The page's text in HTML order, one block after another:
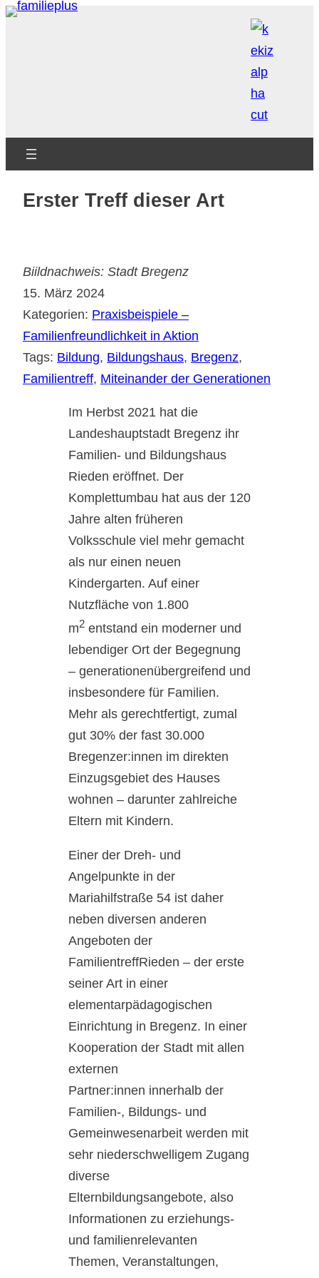
Zum
Erster Treff dieser Art
Biildnachweis: Stadt Bregenz
15. März 2024
Kategorien: Praxisbeispiele –
Familienfreundlichkeit in Aktion
Tags: Bildung, Bildungshaus, Bregenz
Familientreff, Miteinander der Generationen
Im Herbst 2021 hat die
Landeshauptstadt Bregenz ihr
Familien- und Bildungshaus
Rieden eröffnet. Der
Komplettumbau hat aus der 120
Jahre alten früheren
Volksschule viel mehr gemacht
als nur einen neuen
Kindergarten. Auf einer
Nutzfläche von 1.800
m2 entstand ein moderner und
lebendiger Ort der Begegnung
– generationenübergreifend und
insbesondere für Familien.
Mehr als gerechtfertigt, zumal
gut 30% der fast 30.000
Bregenzer:innen im direkten
Einzugsgebiet des Hauses
wohnen – darunter zahlreiche
Eltern mit Kindern.
Einer der Dreh- und
Angelpunkte in der
Mariahilfstraße 54 ist daher
neben diversen anderen
Angeboten der
FamilientreffRieden – der erste
seiner Art in einer
elementarpädagogischen
Einrichtung in Bregenz. In einer
Kooperation der Stadt mit allen
externen
Partner:innen innerhalb der
Familien-, Bildungs- und
Gemeinwesenarbeit werden mit
sehr niederschwelligem Zugang
diverse
Elternbildungsangebote, also
Informationen zu erziehungs-
und familienrelevanten
Themen, Veranstaltungen,